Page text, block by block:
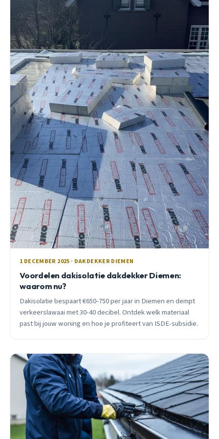
1 DECEMBER 2025 · DAKDEKKER DIEMEN
Voordelen dakisolatie dakdekker Diemen:
waarom nu?
Dakisolatie bespaart €650-750 per jaar in Diemen en dempt
verkeerslawaai met 30-40 decibel. Ontdek welk materiaal
past bij jouw woning en hoe je profiteert van ISDE-subsidie.